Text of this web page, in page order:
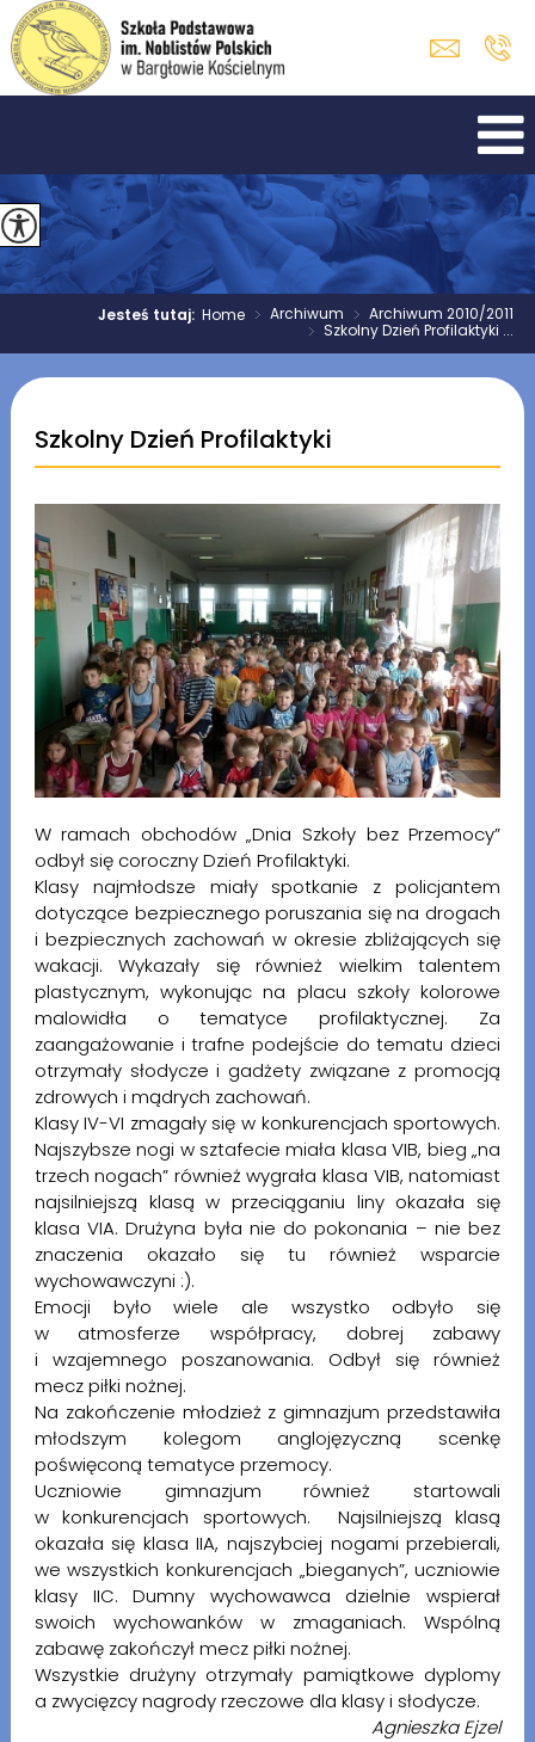
Jesteś tutaj:Home > Archiwum > Archiwum 2010/2011
> Szkolny Dzień Profilaktyki ...
Szkolny Dzień Profilaktyki
W ramach obchodów „Dnia Szkoły bez Przemocy”
odbył się coroczny Dzień Profilaktyki.
Klasy najmłodsze miały spotkanie z policjantem
dotyczące bezpiecznego poruszania się na drogach
i bezpiecznych zachowań w okresie zbliżających się
wakacji. Wykazały się również wielkim talentem
plastycznym, wykonując na placu szkoły kolorowe
malowidła o tematyce profilaktycznej. Za
zaangażowanie i trafne podejście do tematu dzieci
otrzymały słodycze i gadżety związane z promocją
zdrowych i mądrych zachowań.
Klasy IV-VI zmagały się w konkurencjach sportowych.
Najszybsze nogi w sztafecie miała klasa VIB, bieg „na
trzech nogach” również wygrała klasa VIB, natomiast
najsilniejszą klasą w przeciąganiu liny okazała się
klasa VIA. Drużyna była nie do pokonania – nie bez
znaczenia okazało się tu również wsparcie
wychowawczyni :).
Emocji było wiele ale wszystko odbyło się
w atmosferze współpracy, dobrej zabawy
i wzajemnego poszanowania. Odbył się również
mecz piłki nożnej.
Na zakończenie młodzież z gimnazjum przedstawiła
młodszym kolegom anglojęzyczną scenkę
poświęconą tematyce przemocy.
Uczniowie gimnazjum również startowali
w konkurencjach sportowych. Najsilniejszą klasą
okazała się klasa IIA, najszybciej nogami przebierali,
we wszystkich konkurencjach „bieganych”, uczniowie
klasy IIC. Dumny wychowawca dzielnie wspierał
swoich wychowanków w zmaganiach. Wspólną
zabawę zakończył mecz piłki nożnej.
Wszystkie drużyny otrzymały pamiątkowe dyplomy
a zwycięzcy nagrody rzeczowe dla klasy i słodycze.
Agnieszka Ejzel